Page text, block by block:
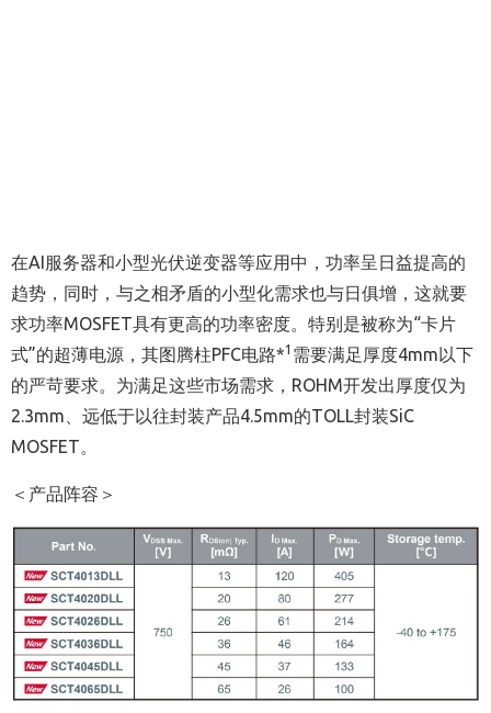
在AI服务器和小型光伏逆变器等应用中，功率呈日益提高的
趋势，同时，与之相矛盾的小型化需求也与日俱增，这就要
求功率MOSFET具有更高的功率密度。特别是被称为“卡片
式”的超薄电源，其图腾柱PFC电路*1 需要满足厚度4mm以下
的严苛要求。为满足这些市场需求，ROHM开发出厚度仅为
2.3mm、远低于以往封装产品4.5mm的TOLL封装SiC
MOSFET。
＜产品阵容＞